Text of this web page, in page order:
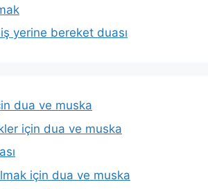
yerine bereket duası
dua ve muska
için dua ve muska
için dua ve muska